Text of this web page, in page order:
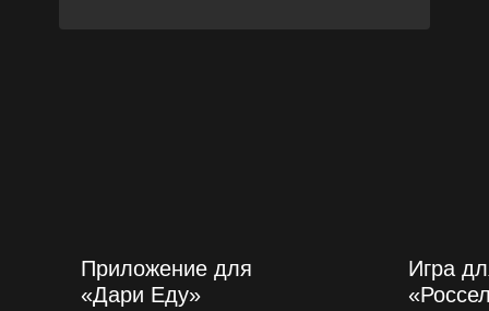
Игра
Приложение для
«Дари Еду»